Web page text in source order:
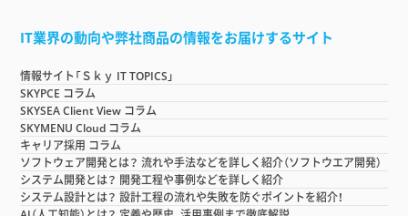
IT業界の動向や弊社商品の情報をお届けするサイト
情報サイト「Ｓｋｙ IT TOPICS」
SKYPCE コラム
SKYSEA Client View コラム
SKYMENU Cloud コラム
キャリア採用 コラム
ソフトウェア開発とは？ 流れや手法などを詳しく紹介（ソフトウエア開発）
システム開発とは？ 開発工程や事例などを詳しく紹介
システム設計とは？ 設計工程の流れや失敗を防ぐポイントを紹介！